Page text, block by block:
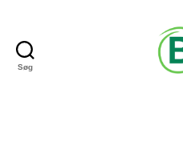
Søg